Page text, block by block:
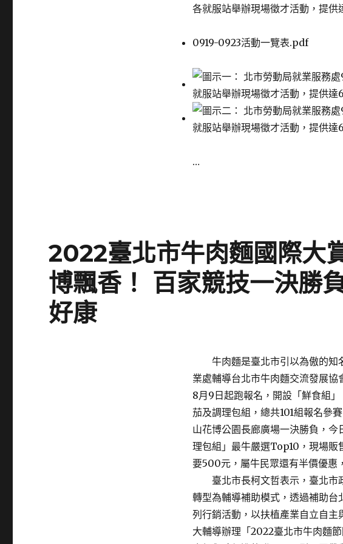
各就服站舉辦現場徵才活動，提供
0919-0923活動一覽表.pdf
…
2022臺北市牛肉麵國際大
博飄香！ 百家競技一決勝
好康
牛肉麵是臺北市引以為傲的知
業處輔導台北市牛肉麵交流發展協
8月9日起跑報名，開設「鮮食組
茄及調理包組，總共101組報名參
山花博公園長廊廣場一決勝負，
理包組」最牛嚴選Top10，現場
要500元，屬牛民眾還有半價優惠
臺北市長柯文哲表示，臺北市
轉型為輔導補助模式，透過補助
列行銷活動，以扶植產業自立自
大輔導辦理「2022臺北市牛肉麵